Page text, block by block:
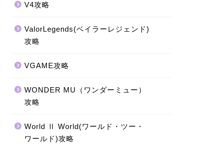
V4攻略
ValorLegends(ベイラーレジェンド)
攻略
VGAME攻略
WONDER MU（ワンダーミュー）
攻略
World Ⅱ World(ワールド・ツー・
ワールド)攻略